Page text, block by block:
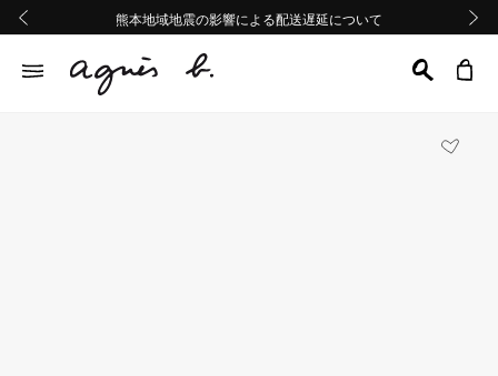
熊本地域地震の影響による配送遅延について
Summer Sale 2buy10%OFF!!
熊本地域地震の影響による配送遅延について
Summer Sale 2buy10%OFF!!